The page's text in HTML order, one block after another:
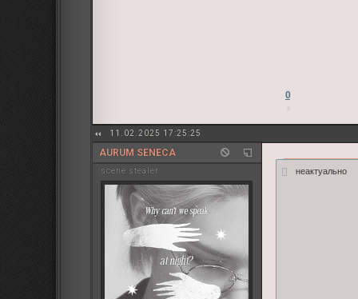
0
11.02.2025 17:25:25
AURUM SENECA
sсene stealer неактуально